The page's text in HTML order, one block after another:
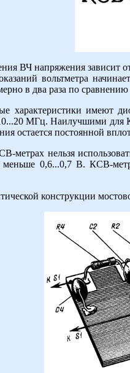
ВЧ напряжения зависит
вольтметра
в два раза по
характеристики имеют
10...20 МГц. Наилучшими
остается постоянной
метрах нельзя
меньше 0,6...0,7 В. КСВ-
конструкции